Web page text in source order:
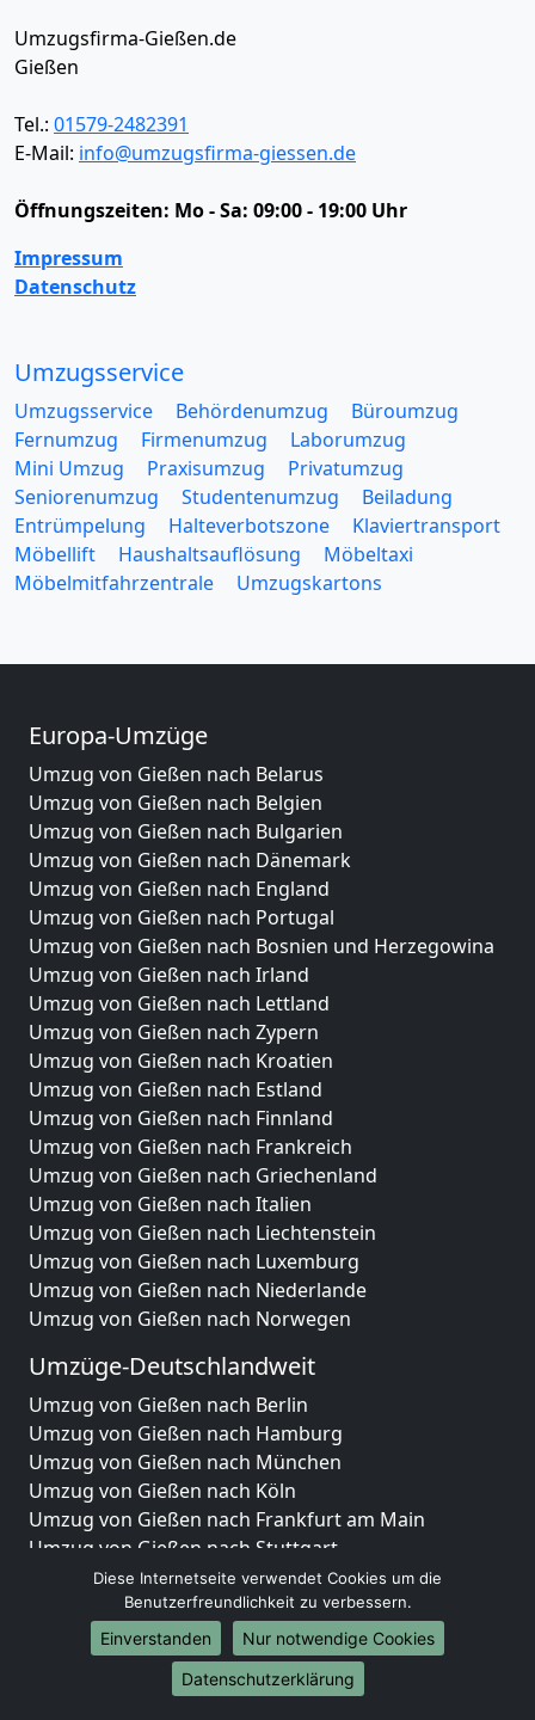
Umzugsfirma-Gießen.de
Gießen
Tel.: 01579-2482391
E-Mail: info@umzugsfirma-giessen.de
Öffnungszeiten: Mo - Sa: 09:00 - 19:00 Uhr
Impressum
Datenschutz
Umzugsservice
Umzugsservice Behördenumzug
Büroumzug
Fernumzug
Firmenumzug
Laborumzug
Mini Umzug
Praxisumzug
Privatumzug
Seniorenumzug
Studentenumzug
Beiladung
Entrümpelung
Halteverbotszone
Klaviertransport
Möbellift
Haushaltsauflösung
Möbeltaxi
Möbelmitfahrzentrale
Umzugskartons
Europa-Umzüge
Umzug von Gießen nach Belarus
Umzug von Gießen nach Belgien
Umzug von Gießen nach Bulgarien
Umzug von Gießen nach Dänemark
Umzug von Gießen nach England
Umzug von Gießen nach Portugal
Umzug von Gießen nach Bosnien und Herzegowina
Umzug von Gießen nach Irland
Umzug von Gießen nach Lettland
Umzug von Gießen nach Zypern
Umzug von Gießen nach Kroatien
Umzug von Gießen nach Estland
Umzug von Gießen nach Finnland
Umzug von Gießen nach Frankreich
Umzug von Gießen nach Griechenland
Umzug von Gießen nach Italien
Umzug von Gießen nach Liechtenstein
Umzug von Gießen nach Luxemburg
Umzug von Gießen nach Niederlande
Umzug von Gießen nach Norwegen
Umzüge-Deutschlandweit
Umzug von Gießen nach Berlin
Umzug von Gießen nach Hamburg
Umzug von Gießen nach München
Umzug von Gießen nach Köln
Umzug von Gießen nach Frankfurt am Main
Umzug von Gießen nach Stuttgart
Umzug von Gießen nach Düsseldorf
Umzug von Gießen nach Leipzig
Umzug von Gießen nach Dortmund
Umzug von Gießen nach Essen
Umzug von Gießen nach Bremen
Diese Internetseite verwendet Cookies um die
Benutzerfreundlichkeit zu verbessern.
Einverstanden
Nur notwendige Cookies
Datenschutzerklärung